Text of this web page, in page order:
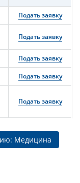
Подать заявку
Подать заявку
Подать заявку
Подать заявку
Подать заявку
Медицина